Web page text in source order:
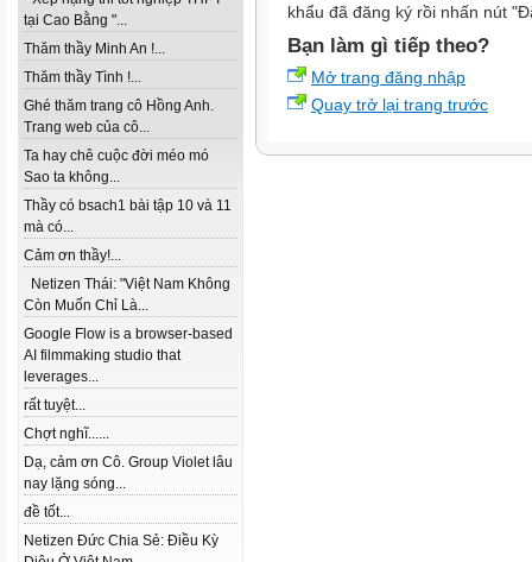
tại Cao Bằng "...
Thăm thầy Minh An !...
Thăm thầy Tình !...
Ghé thăm trang cô Hồng Anh.
Trang web của cô...
Ta hay chê cuộc đời méo mó
Sao ta không...
Thầy có bsach1 bài tập 10 và 11
mà có...
Cảm ơn thầy!...
Netizen Thái: "Việt Nam Không
Còn Muốn Chỉ Là...
Google Flow is a browser-based
AI filmmaking studio that
leverages...
rất tuyệt...
Chợt nghĩ......
Dạ, cảm ơn Cô. Group Violet lâu
nay lặng sóng...
đề tốt...
Netizen Đức Chia Sẻ: Điều Kỳ
khẩu đã đăng ký rồi nhấn nút
Bạn làm gì tiếp theo?
Mở trang đăng nhập
Quay trở lại trang trước